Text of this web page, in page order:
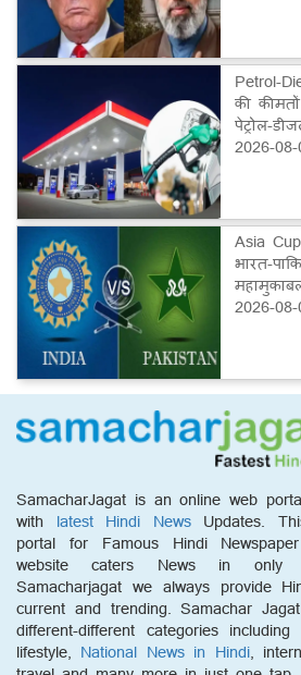
Petrol-
की
पेट्रोल-
2026-
Asia
भारत-
2026-
SamacharJagat is an online web
with latest Hindi NewsUpdates.
portal for Famous Hindi
website caters News in only
Samacharjagat we always provide
current and trending. Samachar
different-different categories including
lifestyle, National News in Hindi,